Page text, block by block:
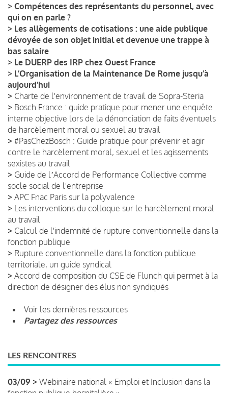
> Compétences des représentants du personnel, avec
qui on en parle ?
> Les allègements de cotisations : une aide publique
dévoyée de son objet initial et devenue une trappe à
bas salaire
> Le DUERP des IRP chez Ouest France
> L’Organisation de la Maintenance De Rome jusqu’à
aujourd’hui
> Charte de l'environnement de travail de Sopra-Steria
> Bosch France : guide pratique pour mener une enquête
interne objective lors de la dénonciation de faits éventuels
de harcèlement moral ou sexuel au travail
> #PasChezBosch : Guide pratique pour prévenir et agir
contre le harcèlement moral, sexuel et les agissements
sexistes au travail
> Guide de lʼAccord de Performance Collective comme
socle social de l'entreprise
> APC Fnac Paris sur la polyvalence
> Les interventions du colloque sur le harcèlement moral
au travail
> Calcul de l'indemnité de rupture conventionnelle dans la
fonction publique
> Rupture conventionnelle dans la fonction publique
territoriale, un guide syndical
> Accord de composition du CSE de Flunch qui permet à la
direction de désigner des élus non syndiqués
Voir les dernières ressources
Partagez des ressources
LES RENCONTRES
03/09 > Webinaire national « Emploi et Inclusion dans la